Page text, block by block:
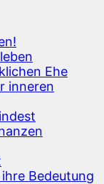
Ehe
inneren
Bedeutung